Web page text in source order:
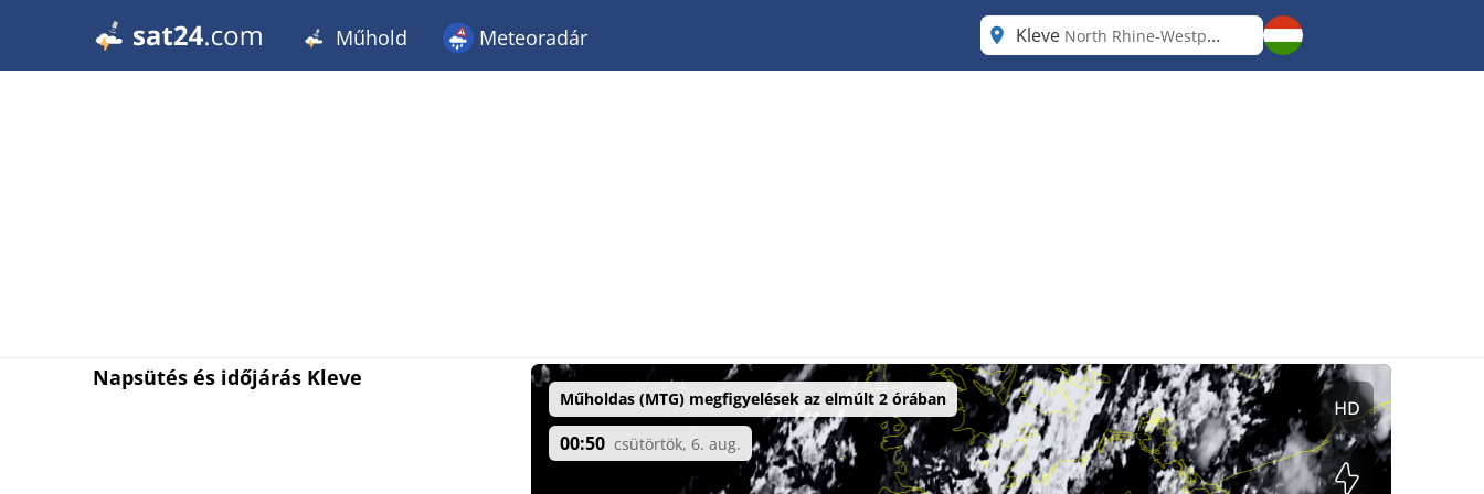
Műhold Meteoradár Kleve North Rhine-Westphalia
Napsütés és időjárás Kleve
Műholdas (MTG) megfigyelések az elmúlt 2 órában
00:50 csütörtök, 6. aug.